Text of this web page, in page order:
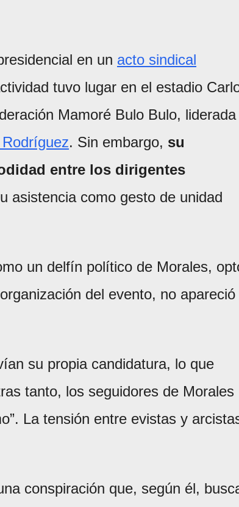
en un acto sindical
tuvo lugar en el estadio
Mamoré Bulo Bulo, liderada
. Sin embargo, su
entre los dirigentes
asistencia como gesto de unidad
un delfín político de Morales,
del evento, no apareció
su propia candidatura, lo que
tanto, los seguidores de Morales
La tensión entre evistas y
conspiración que, según él,